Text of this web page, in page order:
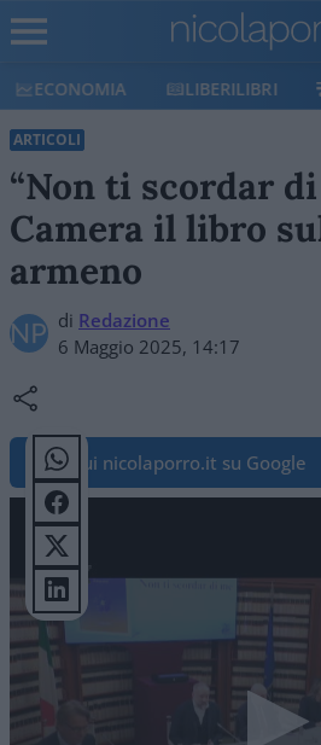
ECONOMIA LIBERILIBRI
ARTICOLI
“Non ti scordar di
Camera il libro
armeno
di Redazione
6 Maggio 2025, 14:17
Segui nicolaporro.it su Google